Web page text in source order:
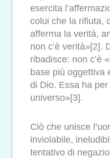
esercita
colui che la rifiuta,
afferma la verità,
non c’è verità»[2].
ribadisce: non c’è
base più oggettiva
di Dio. Essa ha
universo»[3].
Ciò che unisce
inviolabile,
tentativo di